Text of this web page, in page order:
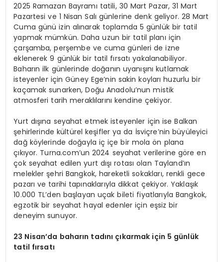
2025 Ramazan Bayramı tatili, 30 Mart Pazar, 31 Mart
Pazartesi ve 1 Nisan Salı günlerine denk geliyor. 28 Mart
Cuma günü izin alınarak toplamda 5 günlük bir tatil
yapmak mümkün. Daha uzun bir tatil planı için
çarşamba, perşembe ve cuma günleri de izne
eklenerek 9 günlük bir tatil fırsatı yakalanabiliyor.
Baharın ilk günlerinde doğanın uyanışını kutlamak
isteyenler için Güney Ege’nin sakin koyları huzurlu bir
kaçamak sunarken, Doğu Anadolu’nun mistik
atmosferi tarih meraklılarını kendine çekiyor.
Yurt dışına seyahat etmek isteyenler için ise Balkan
şehirlerinde kültürel keşifler ya da İsviçre’nin büyüleyici
dağ köylerinde doğayla iç içe bir mola ön plana
çıkıyor. Turna.com’un 2024 seyahat verilerine göre en
çok seyahat edilen yurt dışı rotası olan Tayland’ın
melekler şehri Bangkok, hareketli sokakları, renkli gece
pazarı ve tarihi tapınaklarıyla dikkat çekiyor. Yaklaşık
10.000 TL’den başlayan uçak bileti fiyatlarıyla Bangkok,
egzotik bir seyahat hayal edenler için eşsiz bir
deneyim sunuyor.
23 Nisan’da baharın tadını çıkarmak için 5 günlük
tatil fırsatı